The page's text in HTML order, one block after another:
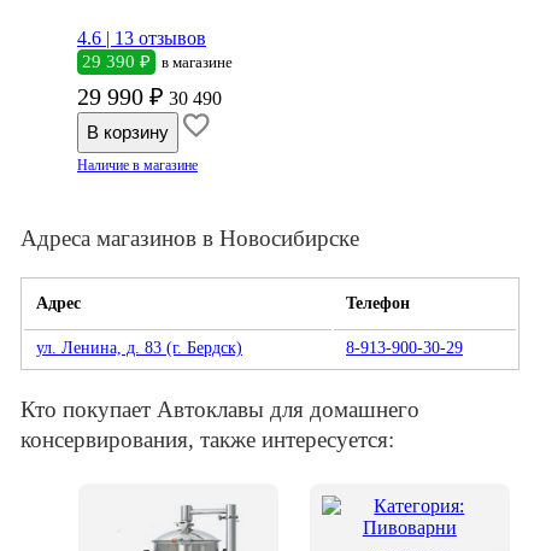
4.6 | 13 отзывов
29 390 ₽ в магазине
29 990 ₽ 30 490
Наличие в магазине
Адреса магазинов в Новосибирске
Адрес Телефон
ул. Ленина, д. 83 (г. Бердск) 8-913-900-30-29
Кто покупает Автоклавы для домашнего
консервирования, также интересуется: